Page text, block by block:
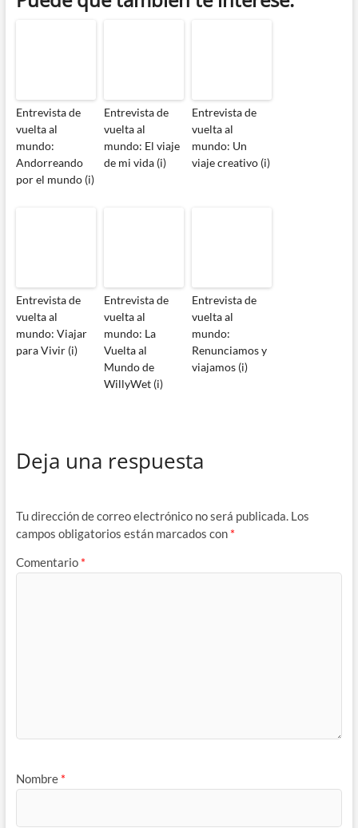
Entrevista de
vuelta al
mundo:
Andorreando
por el mundo (i)
Entrevista de
vuelta al
mundo: El viaje
de mi vida (i)
Entrevista de
vuelta al
mundo: Un
viaje creativo (i)
Entrevista de
vuelta al
mundo: Viajar
para Vivir (i)
Entrevista de
vuelta al
mundo: La
Vuelta al
Mundo de
WillyWet (i)
Entrevista de
vuelta al
mundo:
Renunciamos y
viajamos (i)
Deja una respuesta
Tu dirección de correo electrónico no será publicada. Los
campos obligatorios están marcados con *
Comentario *
Nombre *